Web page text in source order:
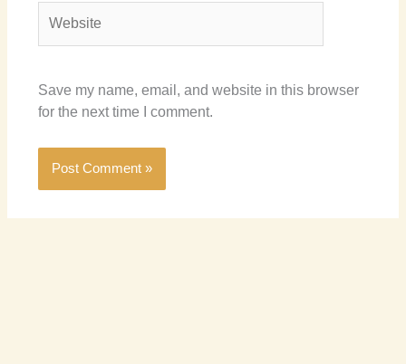
Save my name, email, and website in this browser
for the next time I comment.